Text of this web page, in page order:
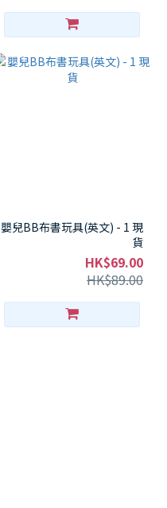
嬰兒BB布書玩具(英文) - 1 現
貨
HK$69.00
HK$89.00